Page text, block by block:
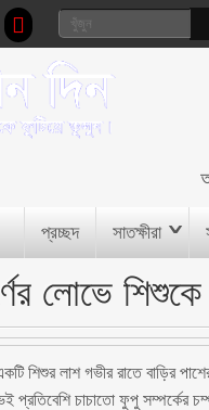
প্রচ্ছদ সাতক্ষীরা
লোভে
শিশুর লাশ গভীর রাতে বাড়ির
প্রতিবেশি চাচাতো ফুপু সম্পর্কের